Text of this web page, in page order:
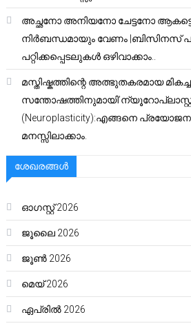
അച്ഛനോ അനിയനോ ചേട്ടനോ
നിർബന്ധമായും വേണം |ബിസിനസ്
പറ്റിക്കപ്പെടലുകൾ ഒഴിവാക്കാം..
മസ്തിഷ്കത്തിന്റെ അത്ഭുതകരമായ
(Neuroplasticity):എങ്ങനെ
മനസ്സിലാക്കാം.
ശേഖരങ്ങൾ
ഓഗസ്റ്റ്‌ 2026
ജൂലൈ 2026
ജൂൺ 2026
മെയ്‌ 2026
ഏപ്രിൽ 2026